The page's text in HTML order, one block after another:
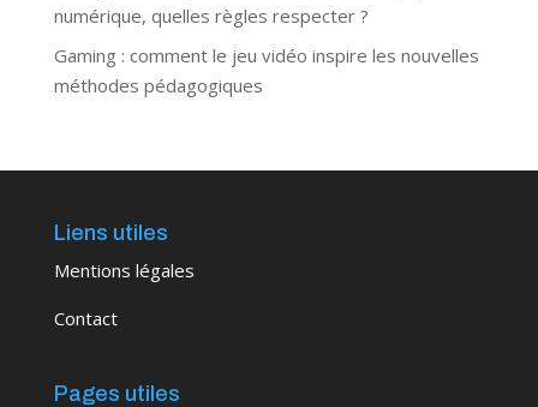
numérique, quelles règles respecter ?
Gaming : comment le jeu vidéo inspire les nouvelles
méthodes pédagogiques
Liens utiles
Mentions légales
Contact
Pages utiles